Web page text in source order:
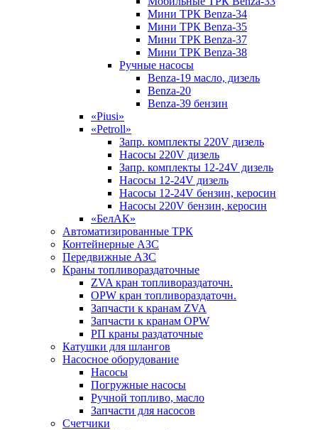
Мини ТРК Benza-34
Мини ТРК Benza-35
Мини ТРК Benza-37
Мини ТРК Benza-38
Ручные насосы
Benza-19 масло, дизель
Benza-20
Benza-39 бензин
«Piusi»
«Petroll»
Запр. комплекты 220V дизель
Насосы 220V дизель
Запр. комплекты 12-24V дизель
Насосы 12-24V дизель
Насосы 12-24V бензин, керосин
Насосы 220V бензин, керосин
«БелАК»
Автоматизированные ТРК
Контейнерные АЗС
Передвижные АЗС
Краны топливораздаточные
ZVA кран топливораздаточн.
OPW кран топливораздаточн.
Запчасти к кранам ZVA
Запчасти к кранам OPW
РП краны раздаточные
Катушки для шлангов
Насосное оборудование
Насосы
Погружные насосы
Ручной топливо, масло
Запчасти для насосов
Счетчики